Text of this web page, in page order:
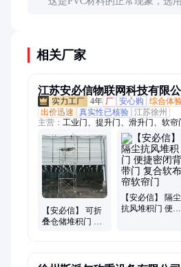
相关厂家
江苏安必信物联网科技有限公
4年 厂 安心购 综合体
出价迅速
真实性已核验 江苏徐州
主营： 工业门、提升门、滑升门、软
升门、分节式滑升门、钢质滑升门、消
门、快速门、堆积门、pvc快速门、软
车间大门、螺旋快速门、工业快速门、
吨地磅、150吨地磅、180吨地磅、200吨
【安必信】 可折
叠仓储堆积门 加
【安必信】 隔尘
抗风堆积门 便捷